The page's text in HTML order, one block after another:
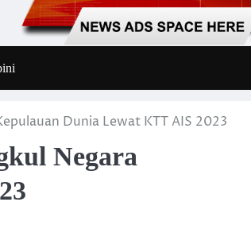
Dunia Lewat KTT AIS 2023
Negara